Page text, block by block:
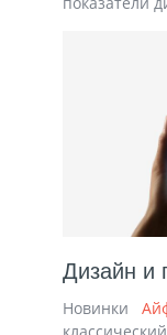
Дизайн и
Новинки